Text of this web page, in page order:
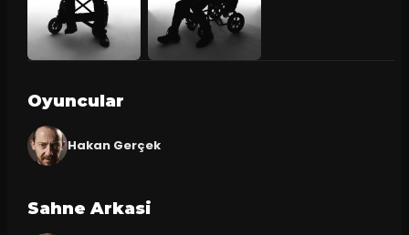
Oyuncular
Hakan Gerçek
Sahne Arkasi